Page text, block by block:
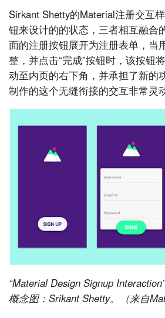
Sirkant Shetty的Material注册交互
钮来设计的的状态，三者相互融合
面的注册按钮展开为注册表单，当
整，并点击“完成”按钮时，该按钮
动至内页的右下角，并承担了新的
制作的这个无缝衔接的交互非常灵动
“Material Design Signup
概念图：Srikant Shetty。（来自